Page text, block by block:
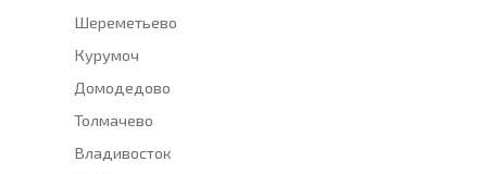
Шереметьево
Курумоч
Домодедово
Толмачево
Владивосток